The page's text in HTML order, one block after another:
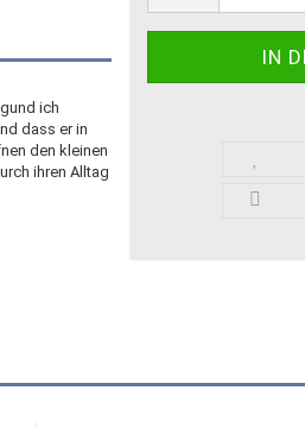
ich
dass er in
den kleinen
ihren Alltag